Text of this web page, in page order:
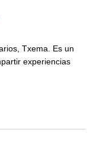
Txema. Es un
experiencias